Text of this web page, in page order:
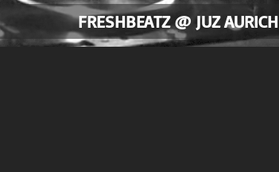
FRESHBEATZ @ JUZ AURICH